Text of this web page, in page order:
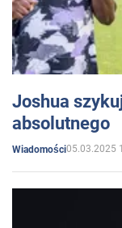
Joshua
absolutnego
Wiadomości05.03.2025